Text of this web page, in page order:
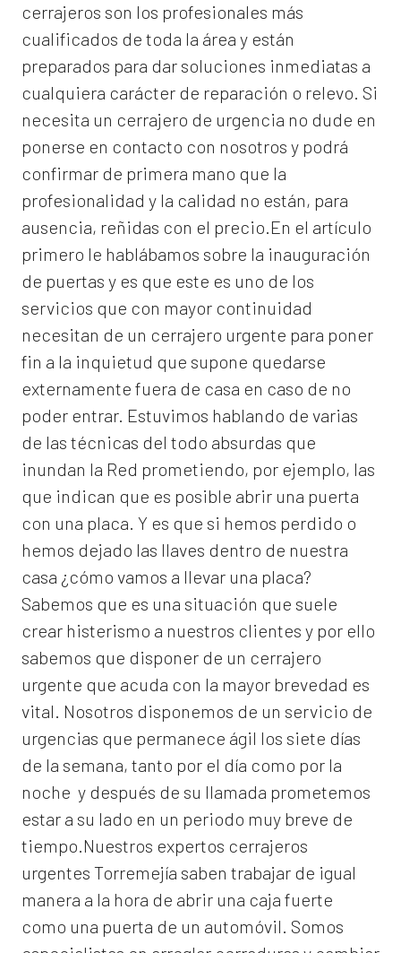
cerrajeros son los profesionales más
cualificados de toda la área y están
preparados para dar soluciones inmediatas a
cualquiera carácter de reparación o relevo. Si
necesita un cerrajero de urgencia no dude en
ponerse en contacto con nosotros y podrá
confirmar de primera mano que la
profesionalidad y la calidad no están, para
ausencia, reñidas con el precio.En el artículo
primero le hablábamos sobre la inauguración
de puertas y es que este es uno de los
servicios que con mayor continuidad
necesitan de un cerrajero urgente para poner
fin a la inquietud que supone quedarse
externamente fuera de casa en caso de no
poder entrar. Estuvimos hablando de varias
de las técnicas del todo absurdas que
inundan la Red prometiendo, por ejemplo, las
que indican que es posible abrir una puerta
con una placa. Y es que si hemos perdido o
hemos dejado las llaves dentro de nuestra
casa ¿cómo vamos a llevar una placa?
Sabemos que es una situación que suele
crear histerismo a nuestros clientes y por ello
sabemos que disponer de un cerrajero
urgente que acuda con la mayor brevedad es
vital. Nosotros disponemos de un servicio de
urgencias que permanece ágil los siete días
de la semana, tanto por el día como por la
noche y después de su llamada prometemos
estar a su lado en un periodo muy breve de
tiempo.Nuestros expertos cerrajeros
urgentes Torremejía saben trabajar de igual
manera a la hora de abrir una caja fuerte
como una puerta de un automóvil. Somos